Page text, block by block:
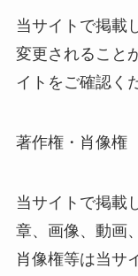
当サイトで掲載
変更されること
イトをご確認く
著作権・肖像権
当サイトで掲載
章、画像、動画
肖像権等は当サ